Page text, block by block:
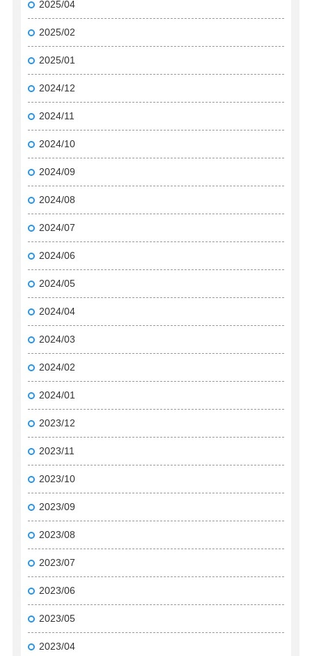
2025/04
2025/02
2025/01
2024/12
2024/11
2024/10
2024/09
2024/08
2024/07
2024/06
2024/05
2024/04
2024/03
2024/02
2024/01
2023/12
2023/11
2023/10
2023/09
2023/08
2023/07
2023/06
2023/05
2023/04